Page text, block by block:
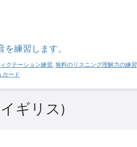
を練習します。
クテーション練習, 無料のリスニング理解力の練習
カード
ギリス)